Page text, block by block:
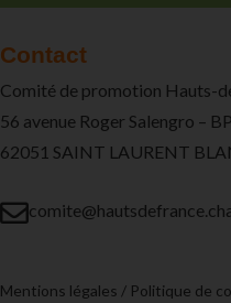
Contact
Comité de promotion Hauts-
56 avenue Roger Salengro –
62051 SAINT LAURENT
Mentions légales / Politique de